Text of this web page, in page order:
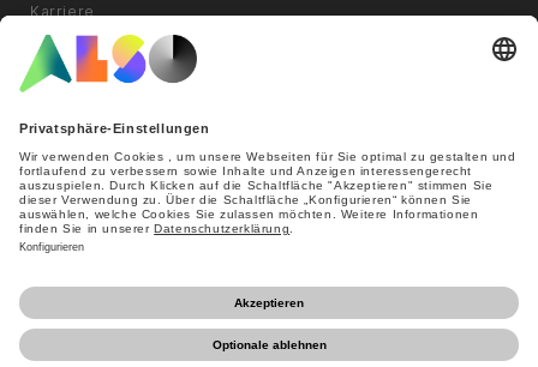
Karriere
News & Pressemitteilungen
Standorte
Ziele und Strategie
INFORMATION
AGB Cookies Datenschutzerklärung
Impressum
Nutzungsbedingungen